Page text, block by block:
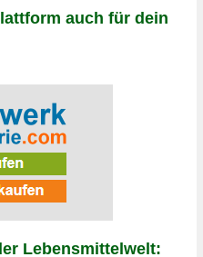
auch für dein
Lebensmittelwelt: